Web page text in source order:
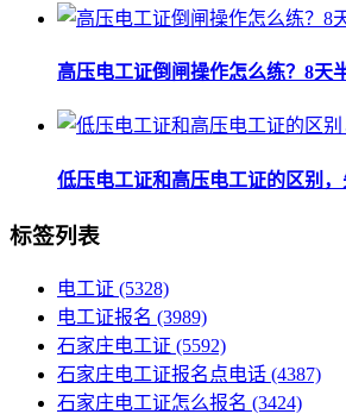
高压电工证倒闸操作怎么练？8天
低压电工证和高压电工证的区别，
标签列表
电工证 (5328)
电工证报名 (3989)
石家庄电工证 (5592)
石家庄电工证报名点电话 (4387)
石家庄电工证怎么报名 (3424)